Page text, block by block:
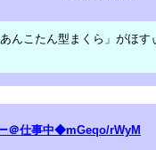
んこたん型まくら」がほ
＠仕事中◆mGeqo/rWyM